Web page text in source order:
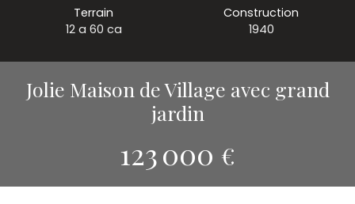
Terrain
12 a 60 ca
Construction
1940
Jolie Maison de Village avec grand
jardin
123 000 €